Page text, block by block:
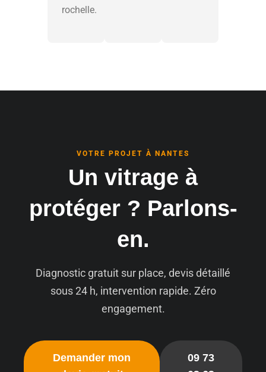
rochelle.
VOTRE PROJET À NANTES
Un vitrage à
protéger ? Parlons-
en.
Diagnostic gratuit sur place, devis détaillé
sous 24 h, intervention rapide. Zéro
engagement.
Demander mon
09 73